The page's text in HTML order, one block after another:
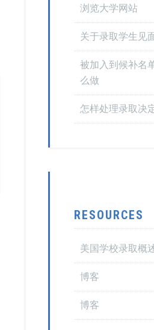
浏览大学网站
关于录取学生见
被加入到候补名
么做
怎样处理录取决
RESOURCES
美国学校录取概
博客
博客